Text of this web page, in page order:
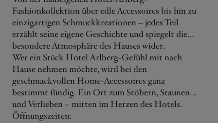
Fashionkollektion über edle Accessoires bis hin zu
einzigartigen Schmuckkreationen – jedes Teil
erzählt seine eigene Geschichte und spiegelt die
besondere Atmosphäre des Hauses wider.
Wer ein Stück Hotel Arlberg-Gefühl mit nach
Hause nehmen möchte, wird bei den
geschmackvollen Home-Accessoires ganz
bestimmt fündig. Ein Ort zum Stöbern, Staunen
und Verlieben – mitten im Herzen des Hotels.
Öffnungszeiten: